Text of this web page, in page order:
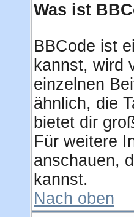
Was ist
BBCode ist
kannst, wird
einzelnen
ähnlich, die
bietet dir
Für weitere
anschauen,
kannst.
Nach oben